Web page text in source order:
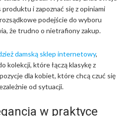
i zapoznać się z opiniami
podejście do wyboru
że trudno o nietrafiony zakup.
damską sklep internetowy,
kolekcji, które łączą klasykę z
dla kobiet, które chcą czuć się
od sytuacji.
w praktyce